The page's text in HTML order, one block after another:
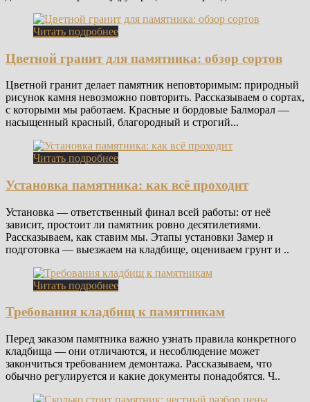
Читать подробнее
Цветной гранит для памятника: обзор сортов
Цветной гранит делает памятник неповторимым: природный
рисунок камня невозможно повторить. Рассказываем о сортах,
с которыми мы работаем. Красные и бордовые Балморал —
насыщенный красный, благородный и строгий...
Читать подробнее
Установка памятника: как всё проходит
Установка — ответственный финал всей работы: от неё
зависит, простоит ли памятник ровно десятилетиями.
Рассказываем, как ставим мы. Этапы установки Замер и
подготовка — выезжаем на кладбище, оцениваем грунт и ..
Читать подробнее
Требования кладбищ к памятникам
Перед заказом памятника важно узнать правила конкретного
кладбища — они отличаются, и несоблюдение может
закончиться требованием демонтажа. Рассказываем, что
обычно регулируется и какие документы понадобятся. Ч..